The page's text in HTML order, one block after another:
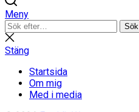
Meny
Sök
efter:
Sök
Stäng
sökning
Stäng
Startsida
Om mig
Med i media